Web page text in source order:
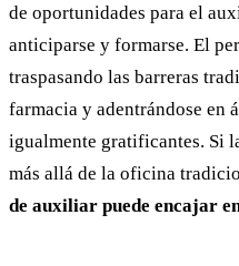
de oportunidades para el
anticiparse y formarse. El
traspasando las barreras
farmacia y adentrándose en
igualmente gratificantes. Si
más allá de la oficina
de auxiliar puede encajar